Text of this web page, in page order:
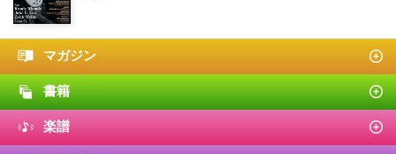
マガジン
書籍
楽譜